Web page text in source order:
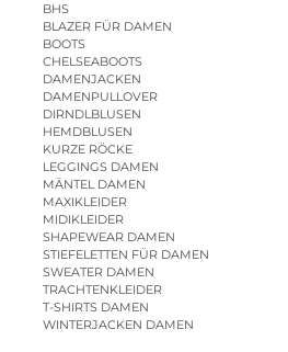
BHS
BLAZER FÜR DAMEN
BOOTS
CHELSEABOOTS
DAMENJACKEN
DAMENPULLOVER
DIRNDLBLUSEN
HEMDBLUSEN
KURZE RÖCKE
LEGGINGS DAMEN
MÄNTEL DAMEN
MAXIKLEIDER
MIDIKLEIDER
SHAPEWEAR DAMEN
STIEFELETTEN FÜR DAMEN
SWEATER DAMEN
TRACHTENKLEIDER
T-SHIRTS DAMEN
WINTERJACKEN DAMEN